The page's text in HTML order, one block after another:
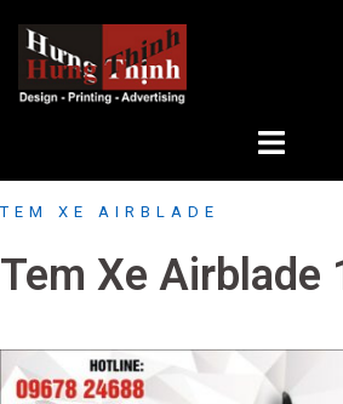
content
TEM XE AIRBLADE
Tem Xe Airblade